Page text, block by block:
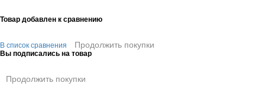
Товар добавлен к сравнению
В список сравнения Продолжить покупки
Вы подписались на товар
Продолжить покупки